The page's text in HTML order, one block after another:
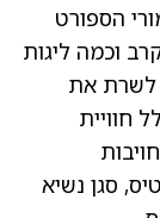
הספורט
וכמה ליגות
לשרת את
חוויית
מחויבות
סגן נשיא